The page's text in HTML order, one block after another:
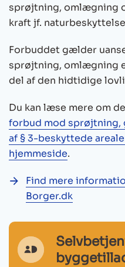
sprøjtning, omlægning
kraft jf.
Forbuddet gælder
sprøjtning, omlægning
del af den hidtidige
Du kan læse mere om
forbud mod
af § 3-beskyttede
hjemmeside.
Find mere
Borger.dk
MitId